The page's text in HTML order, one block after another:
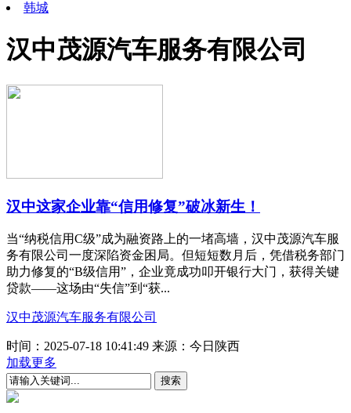
韩城
汉中茂源汽车服务有限公司
汉中这家企业靠“信用修复”破冰新生！
当“纳税信用C级”成为融资路上的一堵高墙，汉中茂源汽车服
务有限公司一度深陷资金困局。但短短数月后，凭借税务部门
助力修复的“B级信用”，企业竟成功叩开银行大门，获得关键
贷款——这场由“失信”到“获...
汉中茂源汽车服务有限公司
时间：2025-07-18 10:41:49 来源：今日陕西
加载更多